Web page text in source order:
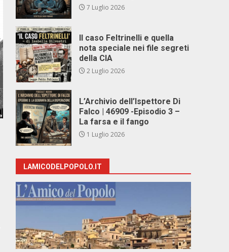
7 Luglio 2026
Il caso Feltrinelli e quella
nota speciale nei file segreti
della CIA
2 Luglio 2026
L’Archivio dell’Ispettore Di
Falco | 46909 -Episodio 3 –
La farsa e il fango
1 Luglio 2026
LAMICODELPOPOLO.IT